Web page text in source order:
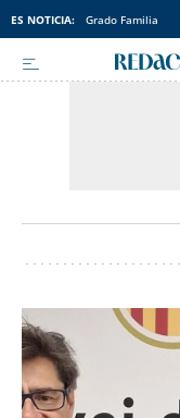
ES NOTICIA: Grado Familia